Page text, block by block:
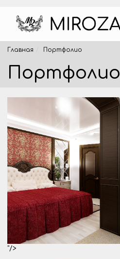
Главная Портфолио
Портфолио
"/>